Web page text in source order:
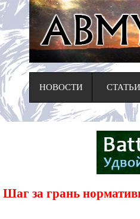
НОВОСТИ СТАТЬИ
Шаг за грань